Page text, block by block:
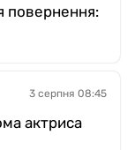
повернення:
3 серпня 08:45
актриса